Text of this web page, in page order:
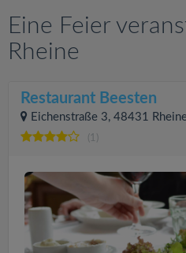
Eine Feier
Rheine
Restaurant Beesten
Eichenstraße 3, 48431
(1)